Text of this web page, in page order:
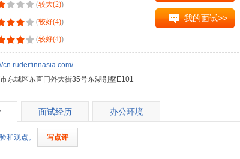
(较大(2))
(较好(4))
(较好(4))
cn.ruderfinnasia.com/
城区东直门外大街35号东湖别墅E101
我的面试>>
面试经历 办公环境
和观点。 写点评